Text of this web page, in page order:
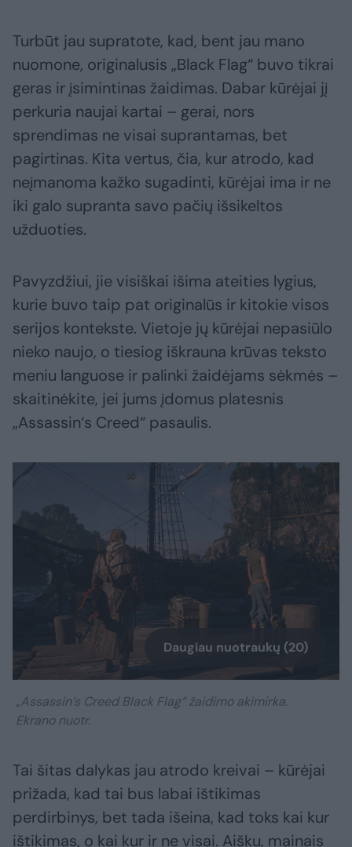
Turbūt jau supratote, kad, bent jau mano
nuomone, originalusis „Black Flag“ buvo tikrai
geras ir įsimintinas žaidimas. Dabar kūrėjai jį
perkuria naujai kartai – gerai, nors
sprendimas ne visai suprantamas, bet
pagirtinas. Kita vertus, čia, kur atrodo, kad
neįmanoma kažko sugadinti, kūrėjai ima ir ne
iki galo supranta savo pačių išsikeltos
užduoties.
Pavyzdžiui, jie visiškai išima ateities lygius,
kurie buvo taip pat originalūs ir kitokie visos
serijos kontekste. Vietoje jų kūrėjai nepasiūlo
nieko naujo, o tiesiog iškrauna krūvas teksto
meniu languose ir palinki žaidėjams sėkmės –
skaitinėkite, jei jums įdomus platesnis
„Assassin‘s Creed“ pasaulis.
Daugiau nuotraukų (20)
„Assassin‘s Creed Black Flag“ žaidimo akimirka.
Ekrano nuotr.
Tai šitas dalykas jau atrodo kreivai – kūrėjai
prižada, kad tai bus labai ištikimas
perdirbinys, bet tada išeina, kad toks kai kur
ištikimas, o kai kur ir ne visai. Aišku, mainais